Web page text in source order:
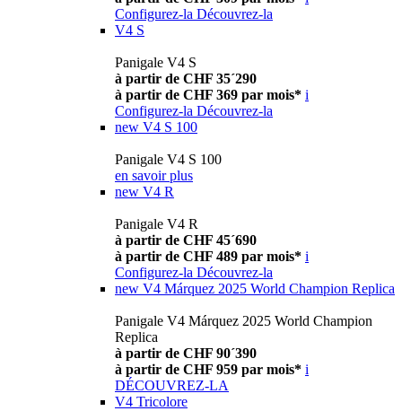
Configurez-la Découvrez-la
V4 S
Panigale V4 S
à partir de CHF 35´290
à partir de CHF 369 par mois* i
Configurez-la Découvrez-la
new V4 S 100
Panigale V4 S 100
en savoir plus
new V4 R
Panigale V4 R
à partir de CHF 45´690
à partir de CHF 489 par mois* i
Configurez-la Découvrez-la
new V4 Márquez 2025 World Champion Replica
Panigale V4 Márquez 2025 World Champion
Replica
à partir de CHF 90´390
à partir de CHF 959 par mois* i
DÉCOUVREZ-LA
V4 Tricolore